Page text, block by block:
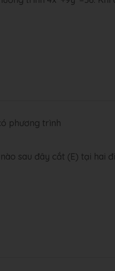
phương trình
sau đây cắt (E) tại hai